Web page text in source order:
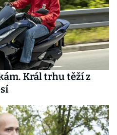
Král trhu těží z